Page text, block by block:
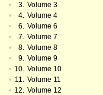
• 3. Volume 3
•
4. Volume 4
•
6. Volume 6
•
7. Volume 7
•
8. Volume 8
•
9. Volume 9
• 10. Volume 10
• 11. Volume 11
• 12. Volume 12